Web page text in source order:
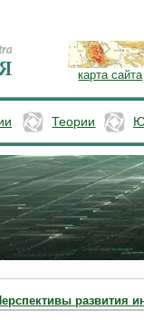
карта сайта
Теории
развития